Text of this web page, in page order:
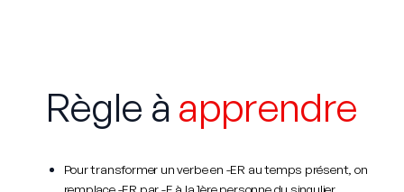
Règle à apprendre
Pour transformer un verbe en -ER au temps présent, on